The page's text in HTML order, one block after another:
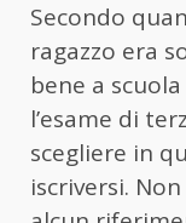
Secondo
ragazzo era
bene a
l’esame di
scegliere in
iscriversi.